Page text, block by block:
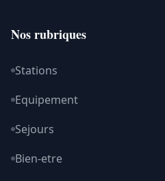
Nos rubriques
Stations
Equipement
Sejours
Bien-etre